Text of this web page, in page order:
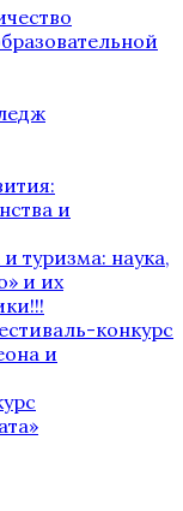
и
туризма: наука,
и их
конкурс
и